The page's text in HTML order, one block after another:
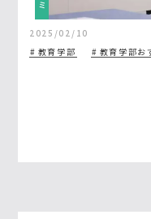
2025/02/10
教育学部
教育学部お